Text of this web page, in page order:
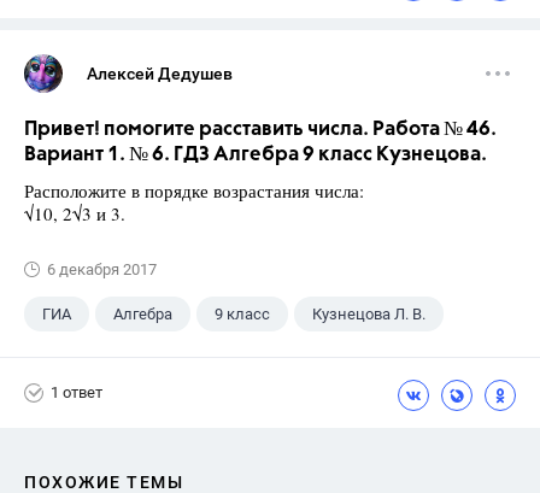
Алексей Дедушев
Привет! помогите расставить числа. Работа № 46.
Вариант 1. № 6. ГДЗ Алгебра 9 класс Кузнецова.
Расположите в порядке возрастания числа:
√10, 2√3 и 3.
6 декабря 2017
ГИА Алгебра 9 класс Кузнецова Л. В.
1 ответ
ПОХОЖИЕ ТЕМЫ